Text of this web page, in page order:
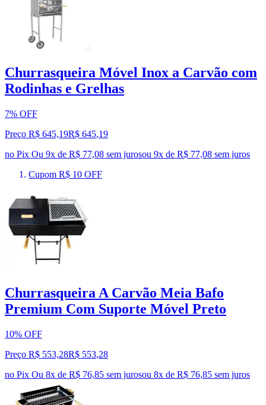
Churrasqueira Móvel Inox a Carvão com
Rodinhas e Grelhas
7% OFF
Preço R$ 645,19R$ 645,19
no Pix Ou 9x de R$ 77,08 sem jurosou 9x de R$ 77,08 sem juros
Cupom R$ 10 OFF
Churrasqueira A Carvão Meia Bafo
Premium Com Suporte Móvel Preto
10% OFF
Preço R$ 553,28R$ 553,28
no Pix Ou 8x de R$ 76,85 sem jurosou 8x de R$ 76,85 sem juros